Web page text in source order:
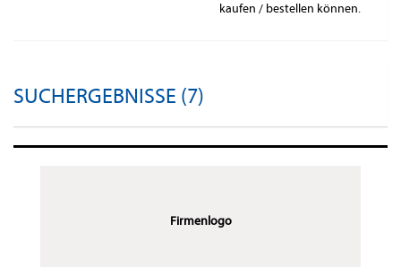
kaufen / bestellen können.
SUCHERGEBNISSE (7)
Firmenlogo